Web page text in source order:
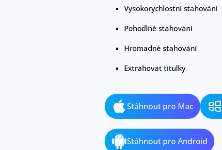
Vysokorychlostní stahování
Pohodlné stahování
Hromadné stahování
Extrahovat titulky
Stáhnout pro Mac
Stáhnout pro Android